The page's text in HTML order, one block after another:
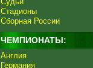
Стадионы
Сборная России
ЧЕМПИОНАТЫ:
Англия
Германия